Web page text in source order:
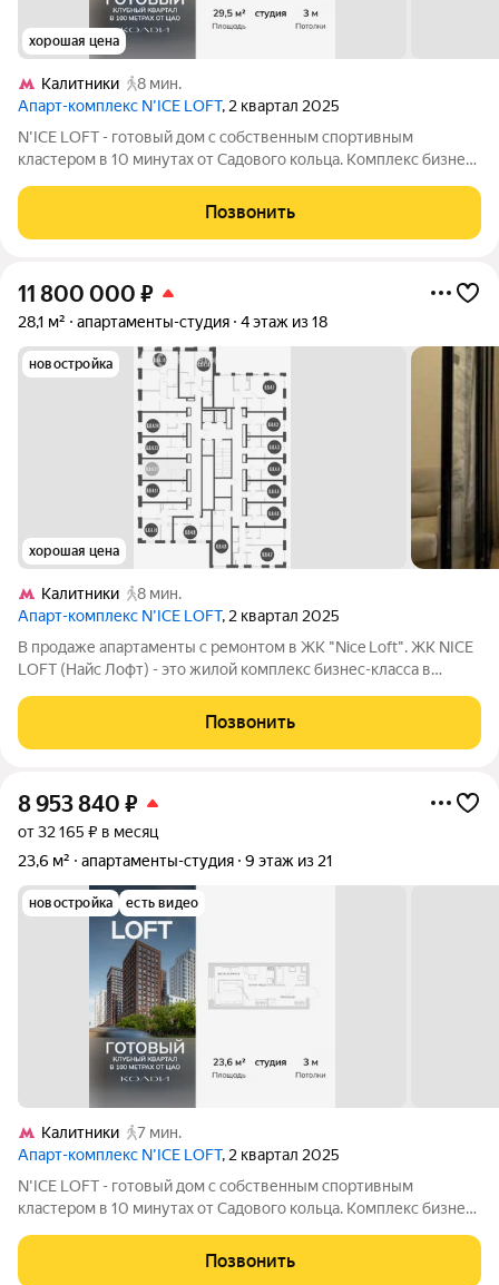
хорошая цена
Калитники
8 мин.
Апарт-комплекс N’ICE LOFT, 2 квартал 2025
N'ICE LOFT - готовый дом с собственным спортивным
кластером в 10 минутах от Садового кольца. Комплекс бизнес-
компания КОЛДИ, представляет собой знаковое жилое
пространство, на территории которого
Позвонить
11 800 000 ₽
28,1 м² апартаменты-студия 4 этаж из 18
новостройка
хорошая цена
Калитники
8 мин.
Апарт-комплекс N’ICE LOFT, 2 квартал 2025
В продаже апартаменты с ремонтом в ЖК "Nice Loft". ЖК NICE
LOFT (Найс Лофт) - это жилой комплекс бизнес-класса в
переменной этажности - от 4 до 21 этажа. Имеется подземный
паркинг. В его состав
Позвонить
8 953 840 ₽
от 32 165 ₽ в месяц
23,6 м²
апартаменты-студия 9 этаж из 21
новостройка есть видео
Калитники
7 мин.
Апарт-комплекс N’ICE LOFT, 2 квартал 2025
N'ICE LOFT - готовый дом с собственным спортивным
кластером в 10 минутах от Садового кольца. Комплекс бизнес-
компания КОЛДИ, представляет собой знаковое жилое
пространство, на территории которого
Позвонить